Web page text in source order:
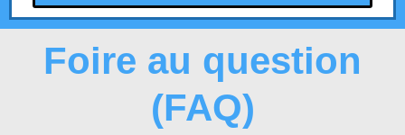
Foire au question
(FAQ)